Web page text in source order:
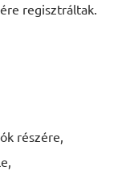
regisztráltak.
részére,